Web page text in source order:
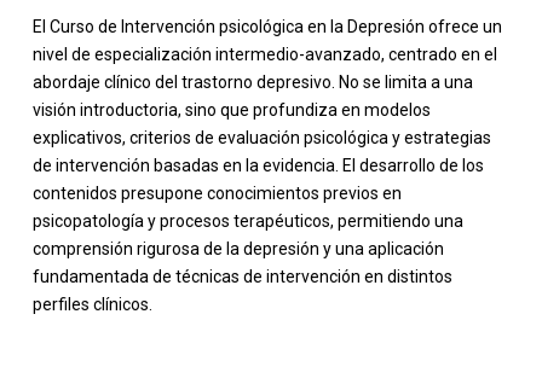
El Curso de Intervención psicológica en la Depresión ofrece un
nivel de especialización intermedio-avanzado, centrado en el
abordaje clínico del trastorno depresivo. No se limita a una
visión introductoria, sino que profundiza en modelos
explicativos, criterios de evaluación psicológica y estrategias
de intervención basadas en la evidencia. El desarrollo de los
contenidos presupone conocimientos previos en
psicopatología y procesos terapéuticos, permitiendo una
comprensión rigurosa de la depresión y una aplicación
fundamentada de técnicas de intervención en distintos
perfiles clínicos.
-